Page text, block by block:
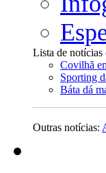
Lista de notícias
Covilhã
Sporting
Báta dá
Outras notícias: